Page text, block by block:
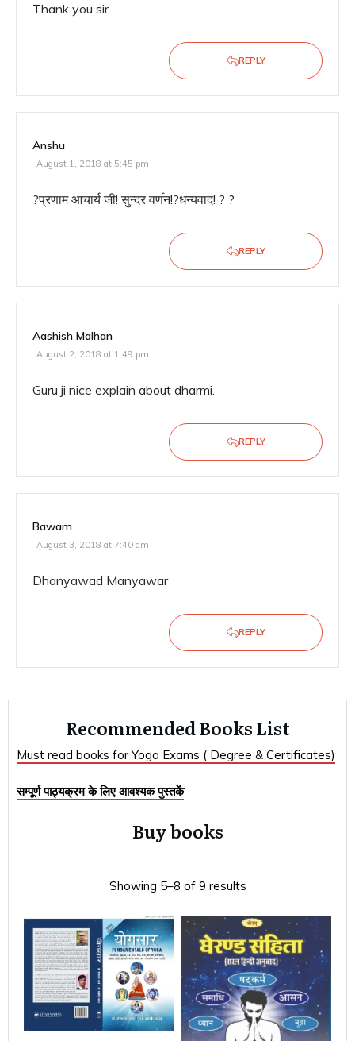
Thank you sir
REPLY
Anshu
August 1, 2018 at 5:45 pm
?प्रणाम आचार्य जी! सुन्दर वण॔न!?धन्यवाद! ? ?
REPLY
Aashish Malhan
August 2, 2018 at 1:49 pm
Guru ji nice explain about dharmi.
REPLY
Bawam
August 3, 2018 at 7:40 am
Dhanyawad Manyawar
REPLY
Recommended Books List
Must read books for Yoga Exams ( Degree & Certificates)
सम्पूर्ण पाठ्यक्रम के लिए आवश्यक पुस्तकें
Buy books
Showing 5–8 of 9 results